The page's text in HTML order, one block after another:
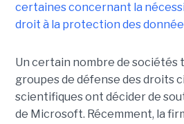
certaines concernant la
droit à la protection des
Un certain nombre de sociétés
groupes de défense des droits
scientifiques ont décider de
de Microsoft. Récemment, la